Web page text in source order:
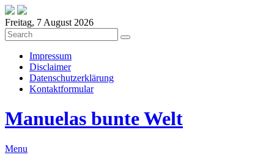
Freitag, 7 August 2026
Impressum
Disclaimer
Datenschutzerklärung
Kontaktformular
Manuelas bunte Welt
Menu